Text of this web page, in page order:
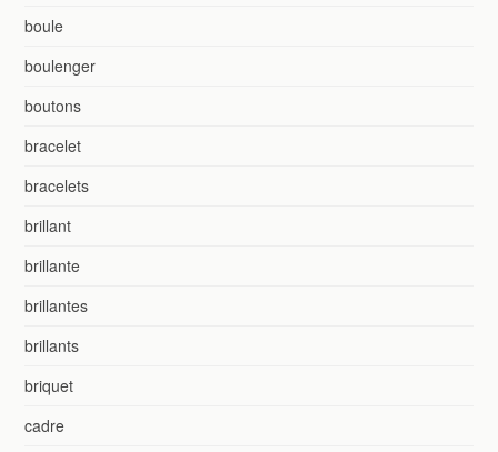
boule
boulenger
boutons
bracelet
bracelets
brillant
brillante
brillantes
brillants
briquet
cadre